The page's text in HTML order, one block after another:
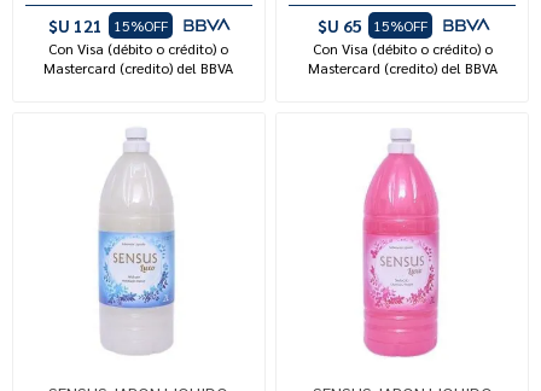
$U 121
15%OFF
Con Visa (débito o crédito) o
Mastercard (credito) del BBVA
$U 65
15%OFF
Con Visa (débito o crédito) o
Mastercard (credito) del BBVA